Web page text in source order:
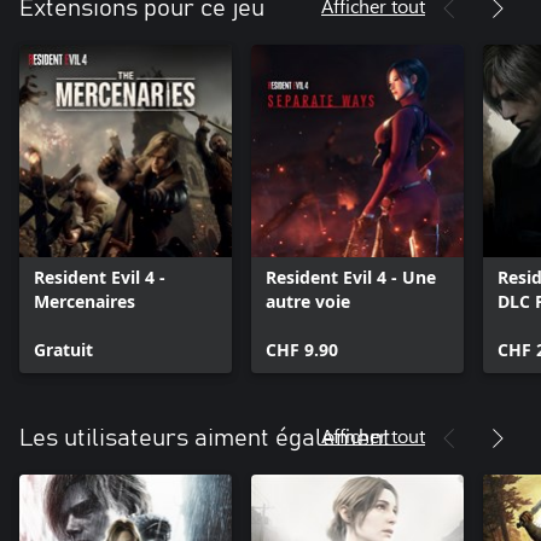
Les informations importantes applicables aux consommateurs
résidant dans l’Union européenne sont disponibles à l’adresse
suivante :https://manual.capcom.com/information-for-eu-
consumers/re4/
Extensions pour ce jeu
Resident Evil 4 -
Mercenaires
Gratuit
Resident Evil 4 - Une
autre voie
CHF 9.90
DLC
CHF
Les utilisateurs aiment également
Afficher tout